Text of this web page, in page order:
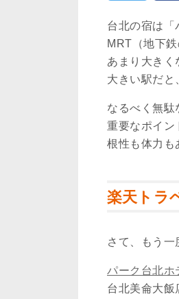
台北の宿は「
MRT（地下
あまり大きく
大きい駅だと
なるべく無駄
重要なポイン
根性も体力も
楽天トラ
さて、もう一
パーク台北ホ
台北美侖大飯